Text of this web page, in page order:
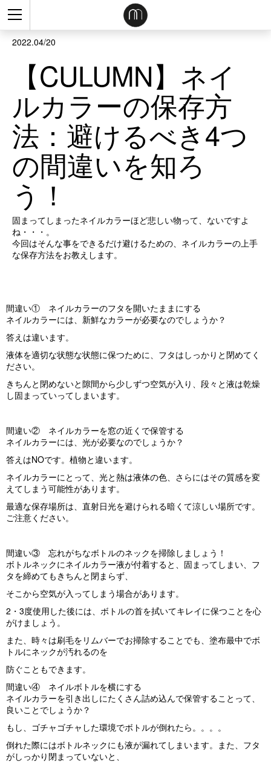
2022.04/20
【CULUMN】ネイ
ルカラーの保存方
法：避けるべき4つ
の間違いを知ろ
う！
固まってしまったネイルカラーほど悲しい物って、ないですよ
ね・・・。
今回はそんな事をできるだけ避けるための、ネイルカラーの上手
な保存方法をお教えします。
間違い① ネイルカラーのフタを開いたままにする
ネイルカラーには、新鮮なカラーが必要なのでしょうか？
答えは違います。
液体を適切な状態な状態に保つために、フタはしっかりと閉めてく
ださい。
きちんと閉めないと隙間から少しずつ空気が入り、段々と液は乾燥
し固まっていってしまいます。
間違い② ネイルカラーを窓の近くで保管する
ネイルカラーには、光が必要なのでしょうか？
答えはNOです。植物と違います。
ネイルカラーにとって、光と熱は液体の色、さらにはその質感を変
えてしまう可能性があります。
最適な保存場所は、直射日光を避けられる暗くて涼しい場所です。
ご注意ください。
間違い③ 忘れがちなボトルのネックを掃除しましょう！
ボトルネックにネイルカラー液が付着すると、固まってしまい、フ
タを締めてもきちんと閉まらず、
そこから空気が入ってしまう場合があります。
2・3度使用した後には、ボトルの首を拭いてキレイに保つことを心
がけましょう。
また、時々は刷毛をリムバーでお掃除することでも、塗布最中でボ
トルにネックが汚れるのを
防ぐこともできます。
間違い④ ネイルボトルを横にする
ネイルカラーを引き出しにたくさん詰め込んで保管することって、
良いことでしょうか？
もし、ゴチャゴチャした環境でボトルが倒れたら。。。。
倒れた際にはボトルネックにも液が漏れてしまいます。また、フタ
がしっかり閉まっていないと、